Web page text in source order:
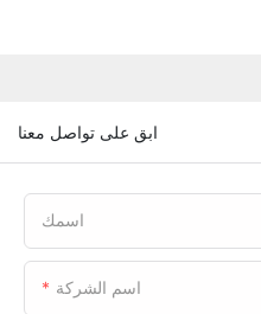
ابق على تواصل معنا
اسمك
اسم الشركة